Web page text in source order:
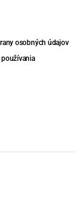
osobných údajov